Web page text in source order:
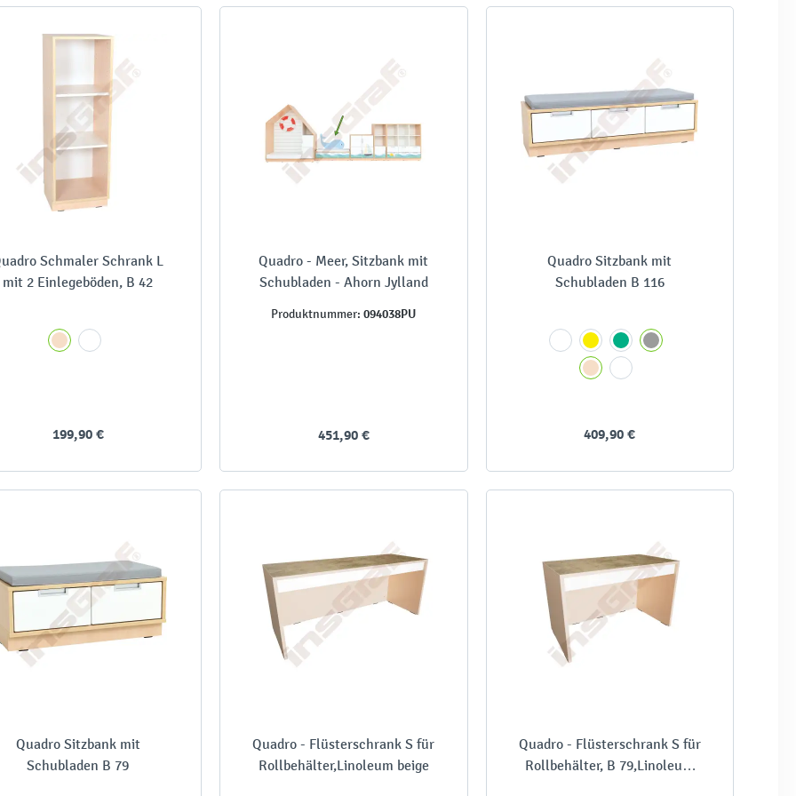
Schmaler Schrank L
mit 2 Einlegeböden, B 42
199,90 €
Quadro - Meer, Sitzbank mit
Schubladen - Ahorn Jylland
Produktnummer: 094038PU
451,90 €
Quadro Sitzbank mit
Schubladen B 116
409,90 €
Quadro Sitzbank mit
Schubladen B 79
Quadro - Flüsterschrank S für
Rollbehälter,Linoleum beige
Quadro - Flüsterschrank S für
Rollbehälter, B 79,Linoleum